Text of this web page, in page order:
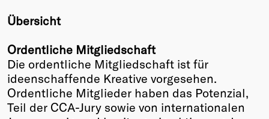
Fair Work
Events
Upcoming
Past
Übersicht
Ordentliche Mitgliedschaft
Die ordentliche Mitgliedschaft ist für
ideenschaffende Kreative vorgesehen.
Ordentliche Mitglieder haben das Potenzial,
Teil der CCA-Jury sowie von internationalen